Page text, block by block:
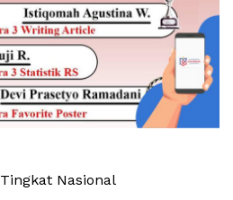
Nasional